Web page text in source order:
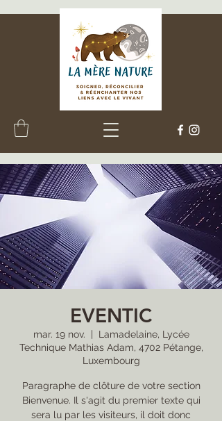
EVENTIC
mar. 19 nov.
Lamadelaine, Lycée
Technique Mathias Adam, 4702 Pétange,
Luxembourg
Paragraphe de clôture de votre section
Bienvenue. Il s'agit du premier texte qui
sera lu par les visiteurs, il doit donc